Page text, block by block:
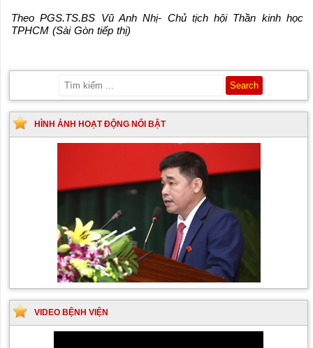
Theo PGS.TS.BS Vũ Anh Nhị- Chủ tịch hội Thần kinh học
TPHCM (Sài Gòn tiếp thị)
HÌNH ẢNH HOẠT ĐỘNG NỔI BẬT
VIDEO BỆNH VIỆN